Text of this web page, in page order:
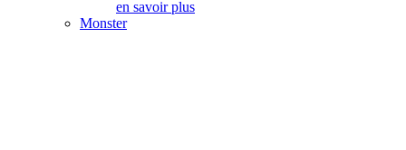
en savoir plus
Monster